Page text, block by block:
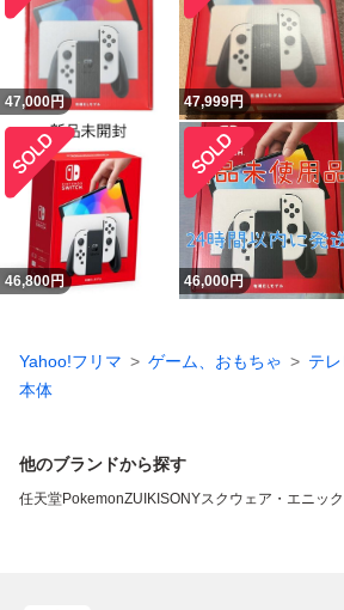
47,000円 47,999円
46,800円 46,000円
Yahoo!フリマ ゲーム、おもちゃ テ
本体
他のブランドから探す
任天堂PokemonZUIKI SONYスクウェア・エニッ